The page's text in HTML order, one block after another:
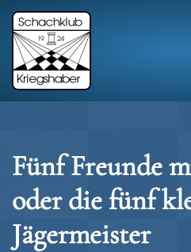
Zum
Inhalt
springen
Fünf Freunde
oder die fünf
Jägermeister